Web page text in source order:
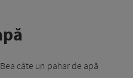
câte un pahar de apă